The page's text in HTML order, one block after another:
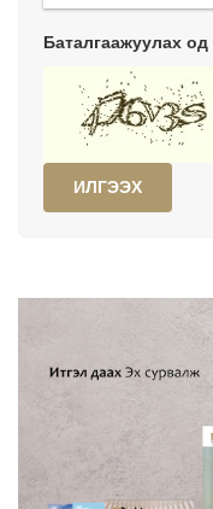
Баталгаажуулах
ИЛГЭЭХ